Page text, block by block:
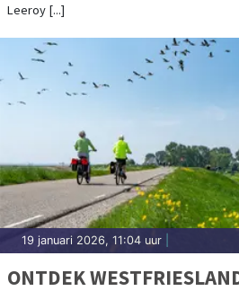
Leeroy [...]
19 januari 2026, 11:04 uur
ONTDEK